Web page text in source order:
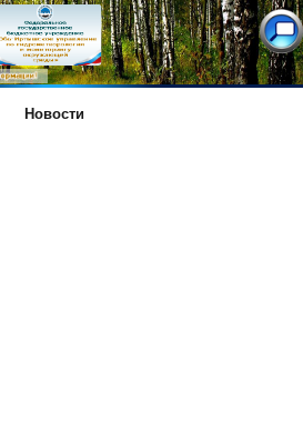
Новости